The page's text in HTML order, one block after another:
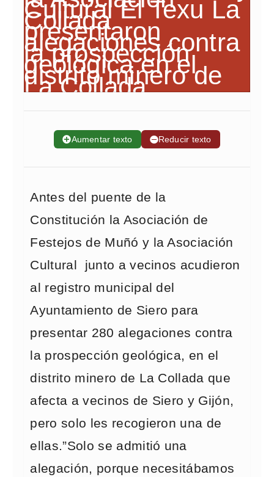
➕Aumentar texto ➖Reducir texto
Antes del puente de la
Constitución la Asociación de
Festejos de Muñó y la Asociación
Cultural junto a vecinos acudieron
al registro municipal del
Ayuntamiento de Siero para
presentar 280 alegaciones contra
la prospección geológica, en el
distrito minero de La Collada que
afecta a vecinos de Siero y Gijón,
pero solo les recogieron una de
ellas.”Solo se admitió una
alegación, porque necesitábamos